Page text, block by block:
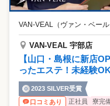
VAN-VEAL（ヴァン・ベール
VAN-VEAL 宇部店
【山口・島根に新店
ったエステ！未経験
2023 SILVER受賞
口コミあり
正社員 寮完